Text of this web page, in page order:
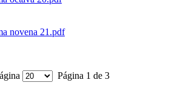
novena 21.pdf
Página 1 de 3